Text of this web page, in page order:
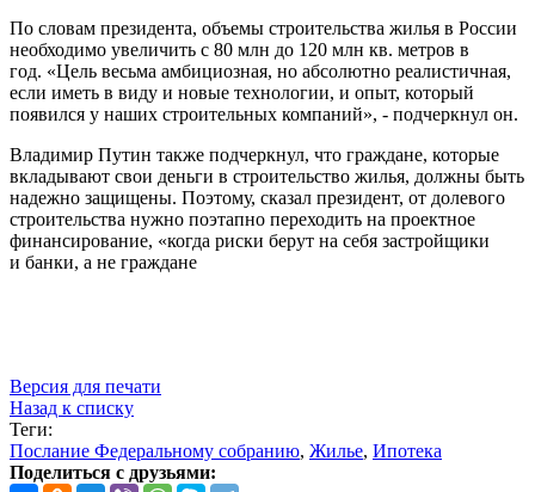
По словам президента, объемы строительства жилья в России
необходимо увеличить с 80 млн до 120 млн кв. метров в
год. «Цель весьма амбициозная, но абсолютно реалистичная,
если иметь в виду и новые технологии, и опыт, который
появился у наших строительных компаний», - подчеркнул он.
Владимир Путин также подчеркнул, что граждане, которые
вкладывают свои деньги в строительство жилья, должны быть
надежно защищены. Поэтому, сказал президент, от долевого
строительства нужно поэтапно переходить на проектное
финансирование, «когда риски берут на себя застройщики
и банки, а не граждане
Версия для печати
Назад к списку
Теги:
Послание Федеральному собранию, Жилье, Ипотека
Поделиться с друзьями: